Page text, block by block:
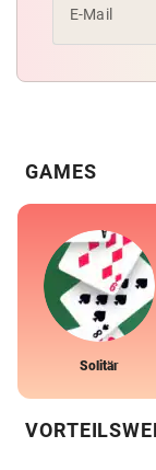
E-Mail
GAMES
Solitär